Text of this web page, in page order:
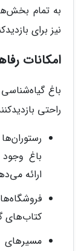
به تمام
نیز برای
امکانات
باغ
راحتی
باغ
ارائه
کتاب‌های
مسیرهای